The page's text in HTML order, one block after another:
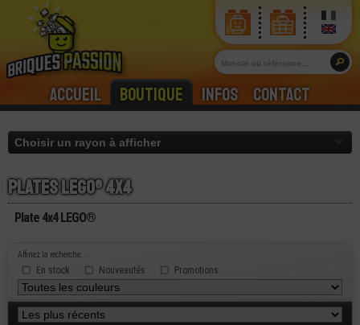
Accueil Boutique Infos Contact
Plates lego® 4x4
Plate 4x4 LEGO®
Affinez la recherche...
En stock Nouveautés Promotions